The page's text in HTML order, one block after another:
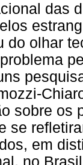
das
do olhar
sobre os
se
em